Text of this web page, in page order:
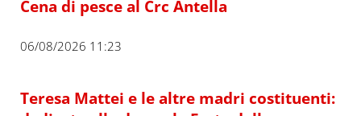
Cena di pesce al Crc Antella
06/08/2026 11:23
Teresa Mattei e le altre madri costituenti: